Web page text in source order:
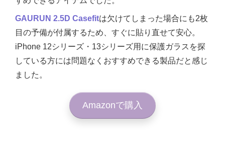
GAURUN 2.5D Casefitは欠けてしまった場合にも2枚
目の予備が付属するため、すぐに貼り直せて安心。
iPhone 12シリーズ・13シリーズ用に保護ガラスを探
している方には問題なくおすすめできる製品だと感じ
ました。
Amazonで購入